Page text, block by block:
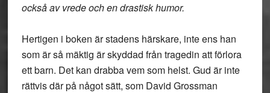
också av vrede och en drastisk humor.
Hertigen i boken är stadens härskare, inte ens han
som är så mäktig är skyddad från tragedin att förlora
ett barn. Det kan drabba vem som helst. Gud är inte
rättvis där på något sätt, som David Grossman